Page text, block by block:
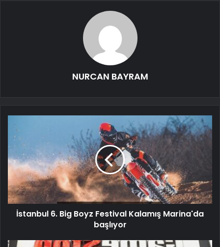
NURCAN BAYRAM
İstanbul 6. Big Boyz Festival Kalamış Marina'da
başlıyor